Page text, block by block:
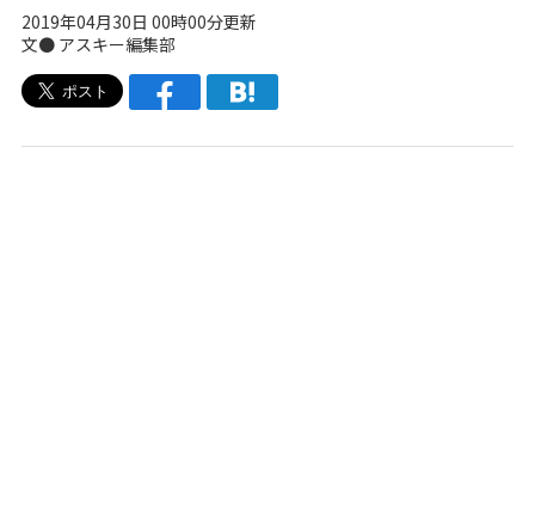
2019年04月30日 00時00分更新
文● アスキー編集部